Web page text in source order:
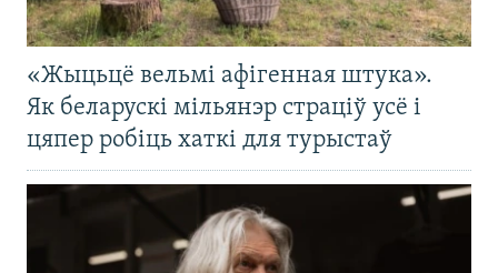
«Жыцьцё вельмі афігенная штука».
Як беларускі мільянэр страціў усё і
цяпер робіць хаткі для турыстаў